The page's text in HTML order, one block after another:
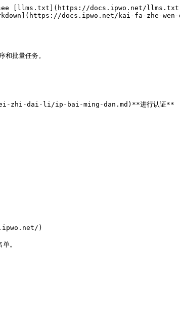
[llms.txt](https://docs.ipwo.net/
docs.ipwo.net/kai-fa-zhe-
批量任务。
zhi-dai-li/ip-bai-ming-dan.md)**进行认证**
)
。